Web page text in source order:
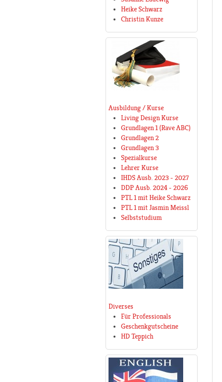
Heike Schwarz
Christin Kunze
Ausbildung / Kurse
Living Design Kurse
Grundlagen 1 (Rave ABC)
Grundlagen 2
Grundlagen 3
Spezialkurse
Lehrer Kurse
IHDS Ausb. 2023 - 2027
DDP Ausb. 2024 - 2026
PTL 1 mit Heike Schwarz
PTL 1 mit Jasmin Meissl
Selbststudium
Diverses
Für Professionals
Geschenkgutscheine
HD Teppich